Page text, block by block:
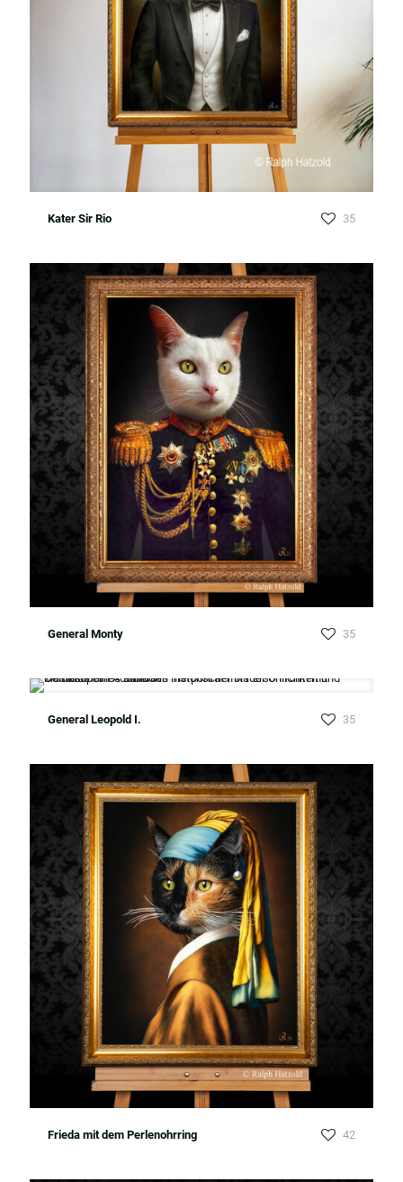
Kater Sir Rio 35
General Monty 35
General Leopold I. 35
Frieda mit dem Perlenohrring 42